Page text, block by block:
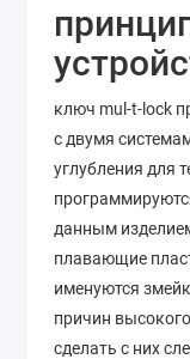
ключ mul-t-lock
с двумя
углубления для
данным
плавающие
именуются
причин
сделать с них